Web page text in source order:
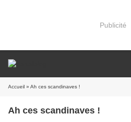
Publicité
Accueil » Ah ces scandinaves !
Ah ces scandinaves !